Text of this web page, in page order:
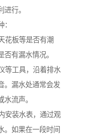
行。
花板等是否有潮
有漏水情况。
等工具，沿着排水
。漏水处通常会发
流声。
安装水表，通过观
。如果在一段时间